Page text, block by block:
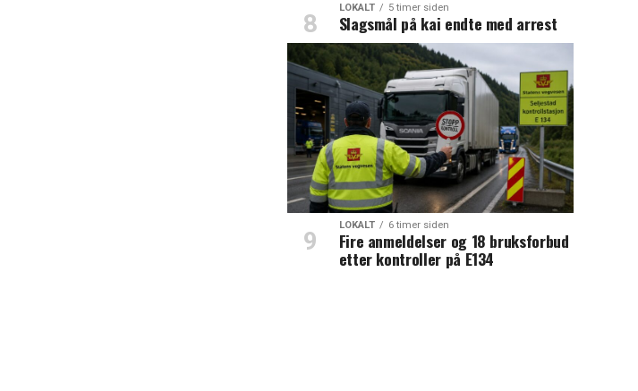
LOKALT 5 timer siden
Slagsmål på kai endte med arrest
LOKALT 6 timer siden
Fire anmeldelser og 18 bruksforbud
etter kontroller på E134